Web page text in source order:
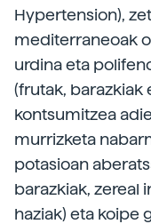
Hypertension),
mediterraneoak
urdina eta
(frutak, barazkiak
kontsumitzea
murrizketa
potasioan
barazkiak, zereal
haziak) eta koipe